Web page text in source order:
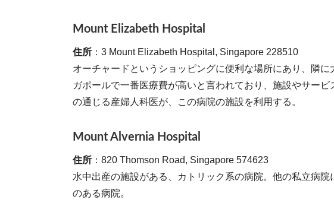
Mount Elizabeth Hospital
住所 ：3 Mount Elizabeth Hospital, Singapore 228510
オーチャードというショッピングに便利な場所にあり、隣
ガポールで一番医療費が高いと言われており、施設やサー
の通じる産婦人科医が、この病院の施設を利用する。
Mount Alvernia Hospital
住所 ：820 Thomson Road, Singapore 574623
水中出産の施設がある、カトリック系の病院。他の私立病
のある病院。